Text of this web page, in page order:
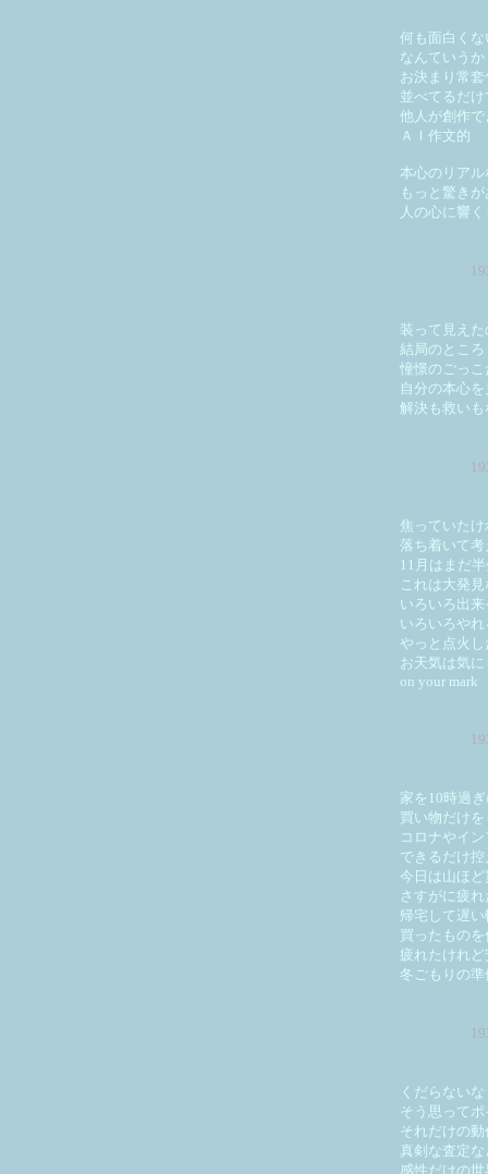
何も面白くな
なんていうか
お決まり常套
並べてるだけ
他人が創作で
ＡＩ作文的
本心のリア
もっと驚き
人の心に響
装って見えた
結局のところ
憧憬のごっ
自分の本心
解決も救い
焦っていたけ
落ち着いて
11月はまだ
これは大発
いろいろ出来
いろいろやれ
やっと点火し
お天気は気に
on your mark
家を10時過
買い物だけ
コロナやイ
できるだけ
今日は山ほ
さすがに疲れ
帰宅して遅い
買ったもの
疲れたけれ
冬ごもりの
くだらないな
そう思ってポ
それだけの動
真剣な査定
感性だけの世